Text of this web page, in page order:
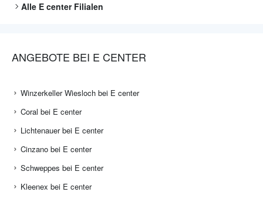
Alle E centerFilialen
ANGEBOTE BEI E CENTER
Winzerkeller Wiesloch bei E center
Coral bei E center
Lichtenauer bei E center
Cinzano bei E center
Schweppes bei E center
Kleenex bei E center